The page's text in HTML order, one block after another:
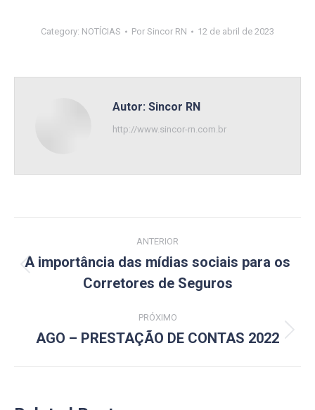
Category: NOTÍCIAS Por Sincor RN 12 de abril de 2023
Autor: Sincor RN
http://www.sincor-rn.com.br
de
ANTERIOR
anterior:
A importância das mídias sociais para os
Corretores de Seguros
PRÓXIMO
Próximo
AGO – PRESTAÇÃO DE CONTAS 2022